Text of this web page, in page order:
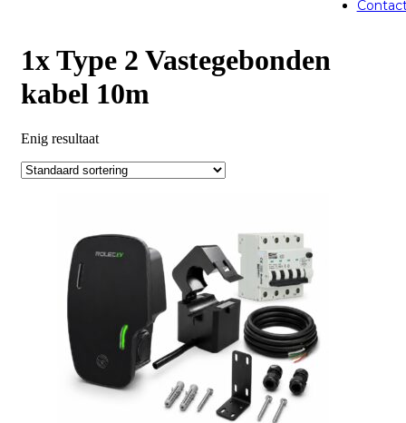
1x Type 2 Vastegebonden
kabel 10m
Enig resultaat